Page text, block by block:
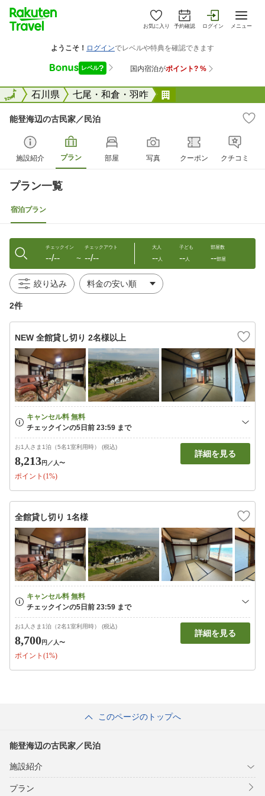
お気に入り 予約確認 ログイン メニュー
全国石川県 七尾・和倉・羽咋
全国
能登海辺の古民家／民泊
施設紹介 プラン 部屋 写真 クーポン クチコミ
プラン一覧
宿泊プラン
チェックイン
--/-- 〜
チェックアウト
--/--
大人
--人
子ども
--人
部屋数
--部屋
絞り込み
2件
NEW 全館貸し切り 2名様以上
お1人さま1泊（5名1室利用時） (税込)
8,213円 ／人〜
ポイント(1%)
詳細を見る
全館貸し切り 1名様
お1人さま1泊（2名1室利用時） (税込)
8,700円 ／人〜
ポイント(1%)
詳細を見る
このページのトップへ
能登海辺の古民家／民泊
施設紹介
プラン